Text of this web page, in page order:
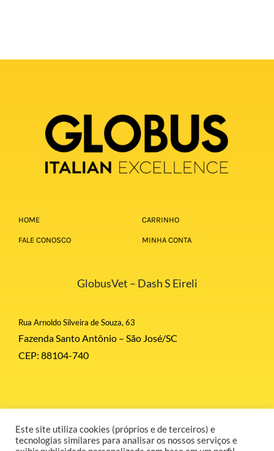
HOME
FALE CONOSCO
CARRINHO
MINHA CONTA
GlobusVet – Dash S Eireli
Rua Arnoldo Silveira de Souza, 63
Fazenda Santo Antônio – São José/SC
CEP: 88104-740
© Copyright 2026 | Globus Corporation | Todos Direitos Reservados |
Desenvolvido por GR COMUNICAÇÃO.
Este site utiliza cookies (próprios e de terceiros) e
tecnologias similares para analisar os nossos serviços e